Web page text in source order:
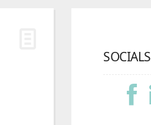
SOCIALS